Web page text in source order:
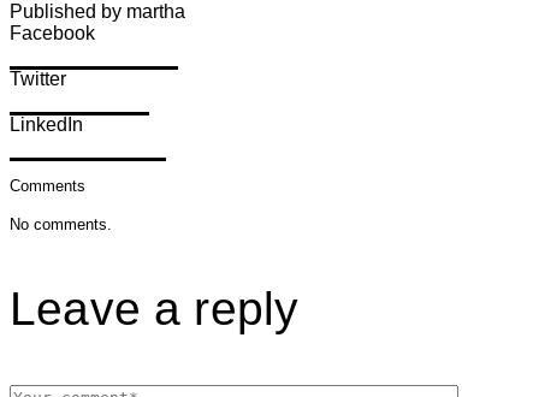
Published by martha
Facebook
Twitter
LinkedIn
Comments
No comments.
Leave a reply